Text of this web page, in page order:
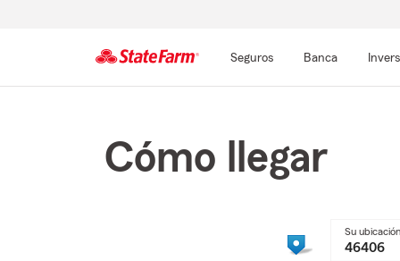
Seguros Banca
Cómo llegar
Su ubicación